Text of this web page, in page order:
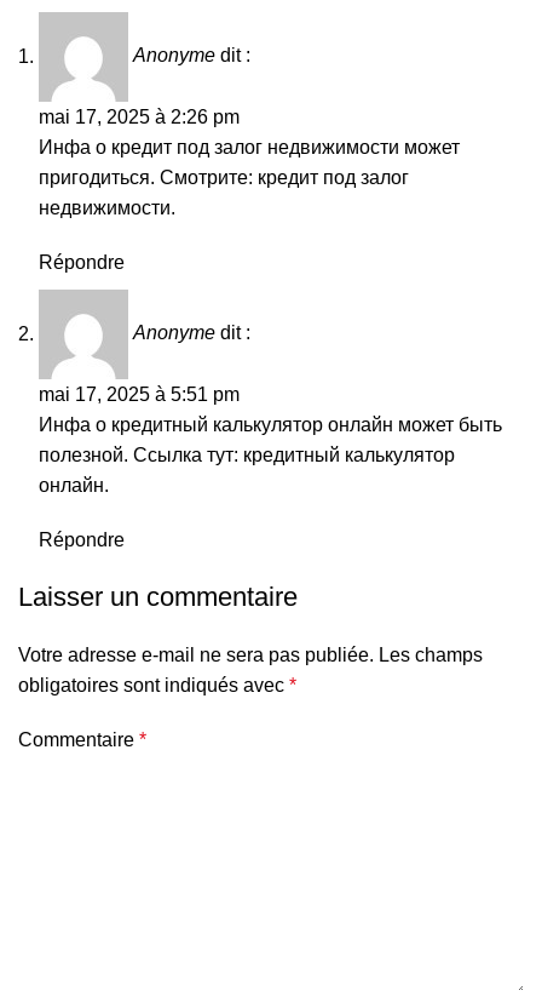
Anonyme dit :
mai 17, 2025 à 2:26 pm
Инфа о кредит под залог недвижимости может
пригодиться. Смотрите: кредит под залог
недвижимости.
Répondre
Anonyme dit :
mai 17, 2025 à 5:51 pm
Инфа о кредитный калькулятор онлайн может быть
полезной. Ссылка тут: кредитный калькулятор
онлайн.
Répondre
Laisser un commentaire
Votre adresse e-mail ne sera pas publiée. Les champs
obligatoires sont indiqués avec *
Commentaire *